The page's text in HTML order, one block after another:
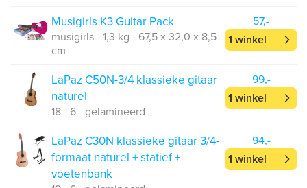
Musigirls K3 Guitar Pack
musigirls - 1,3 kg - 67,5 x 32,0 x 8,5
cm
57,-
1 winkel
LaPaz C50N-3/4 klassieke gitaar
naturel
18 - 6 - gelamineerd
99,-
1 winkel
LaPaz C30N klassieke gitaar 3/4-
formaat naturel + statief +
voetenbank
94,-
1 winkel